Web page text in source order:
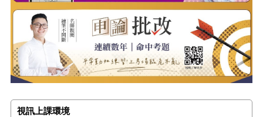
視訊上課環境